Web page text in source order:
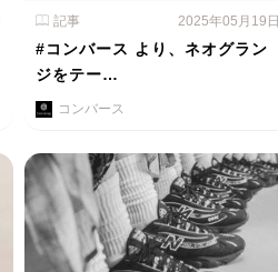
記事 2025年05月19日
#コンバース より、ネオグラン
ジをテー…
コンバース